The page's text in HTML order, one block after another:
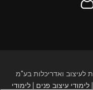
|לימודי עיצוב פנים |לימודי